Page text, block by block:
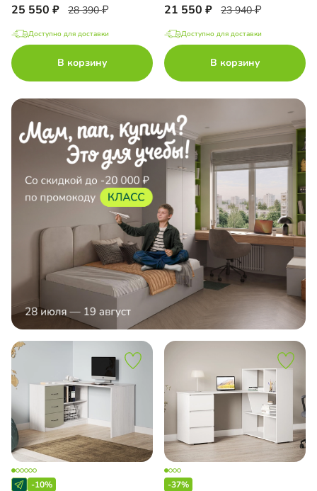
25 550 28 390
Доступно для доставки
В корзину
21 550 23 940
Доступно для доставки
В корзину
-10% -37%